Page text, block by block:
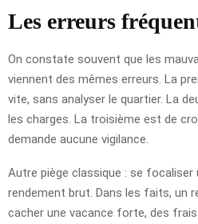
Les erreurs
On constate souvent que les
viennent des mêmes erreurs. La
vite, sans analyser le quartier. La
les charges. La troisième est de
demande aucune vigilance.
Autre piège classique : se focaliser
rendement brut. Dans les faits, un
cacher une vacance forte, des